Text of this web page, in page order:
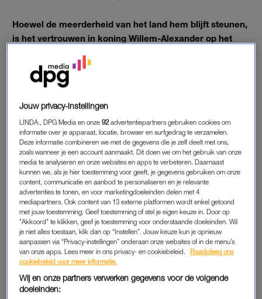
Hoewel de meerderheid van het land hem blijft steunen,
is het vertrouwen in koning Willem-Alexander op het
De lage score heeft te maken met de omstreden vakantie naar
Griekenland en de verhoging van zijn toelage, meldt
EenVandaagop basis van het jaarlijkse Koningsdagonderzoek
onder ruim 28.000 leden van het Opiniepanel.
KONING WILLEM-ALEXANDER
In het onderzoek geeft ruim 63 procent van de deelnemers
aan vertrouwen te hebben in de koning. Vorig jaar was dat nog
74 procent. Ook de steun voor koningin Máxima daalt: van 78
procent vorig jaar naar 69 procent nu.
De koning kreeg in 2020 een hogere toelage van de staat.
Ongeveer driekwart van het panel vindt het onterecht dat hij
tijdens de coronacrisis meer geld krijgt. Zijn toelage stijgt dit
jaar met twee ton naar een miljoen euro aan inkomen, plus 5,1
Jouw privacy-instellingen
LINDA., DPG Media en onze92 advertentiepartners gebruiken cookies om
informatie over je apparaat, locatie, browser en surfgedrag te verzamelen.
Deze informatie combineren we met de gegevens die je zelf deelt met ons,
zoals wanneer je een account aanmaakt. Dit doen we om het gebruik van onze
media te analyseren en onze websites en apps te verbeteren. Daarnaast
kunnen we, als je hier toestemming voor geeft, je gegevens gebruiken om onze
content, communicatie en aanbod te personaliseren en je relevante
advertenties te tonen, en voor marketingdoeleinden delen met 4
mediapartners. Ook content van 13 externe platformen wordt enkel getoond
met jouw toestemming. Geef toestemming of stel je eigen keuze in. Door op
"Akkoord" te klikken, geef je toestemming voor onderstaande doeleinden. Wil
je niet alles toestaan, klik dan op “Instellen”. Jouw keuze kun je opnieuw
aanpassen via “Privacy-instellingen” onderaan onze websites of in de menu’s
van onze apps. Lees meer in ons privacy- en cookiebeleid.
Raadpleeg ons
cookiebeleid voor meer informatie.
Wij en onze partners verwerken gegevens voor de volgende
doeleinden: